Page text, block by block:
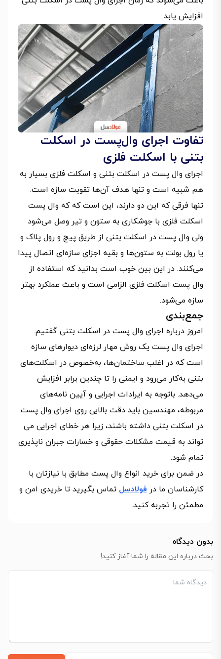
افزایش یابد.
تفاوت اجرای وال‌پست در اسکلت
بتنی با اسکلت فلزی
اجرای وال پست در اسکلت بتنی و اسکلت فلزی بسیار به
هم شبیه است و تنها هدف آن‌ها تقویت سازه است.
تنها فرقی که این دو دارند، این است که که وال پست
اسکلت فلزی با جوشکاری به ستون و تیر وصل می‌شود
ولی وال پست در اسکلت بتنی از طریق پیچ و رول پلاک و
یا رول بولت به ستون‌ها و بقیه اجزای سازه‌ای اتصال پیدا
می‌کنند. در این بین خوب است بدانید که استفاده از
وال پست اسکلت فلزی الزامی است و باعث عملکرد بهتر
سازه می‌شود.
جمع‌بندی
امروز درباره اجرای وال پست در اسکلت بتنی گفتیم.
اجرای وال پست یک روش مهار لرزه‌ای دیوارهای سازه
است که در اغلب ساختمان‌ها، به‌خصوص در اسکلت‌های
بتنی به‌کار می‌رود و ایمنی را تا چندین برابر افزایش
می‌دهد. باتوجه به ایرادات اجرایی و آیین نامه‌های
مربوطه، مهندسین باید دقت بالایی روی اجرای وال پست
در اسکلت بتنی داشته باشند، زیرا هر خطای اجرایی می
تواند به قیمت مشکلات حقوقی و خسارات جبران ناپذیری
تمام شود.
در ضمن برای خرید انواع وال پست مطابق با نیازتان با
کارشناسان ما در فولادسل تماس بگیرید تا خریدی امن و
مطمئن را تجربه کنید.
بدون دیدگاه
بحث درباره این مقاله را شما آغاز کنید!